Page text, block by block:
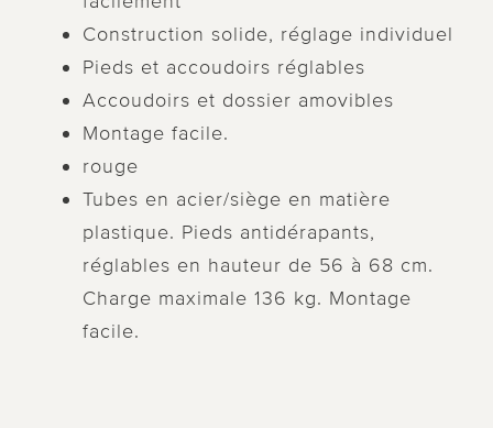
Construction solide, réglage individuel
Pieds et accoudoirs réglables
Accoudoirs et dossier amovibles
Montage facile.
rouge
Tubes en acier/siège en matière
plastique. Pieds antidérapants,
réglables en hauteur de 56 à 68 cm.
Charge maximale 136 kg. Montage
facile.